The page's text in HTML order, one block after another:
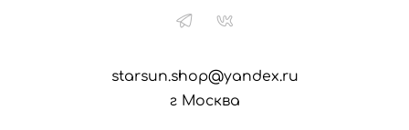
starsun.shop@yandex.ru
г Москва